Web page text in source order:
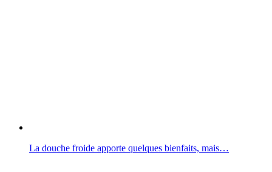
La douche froide apporte quelques bienfaits, mais…